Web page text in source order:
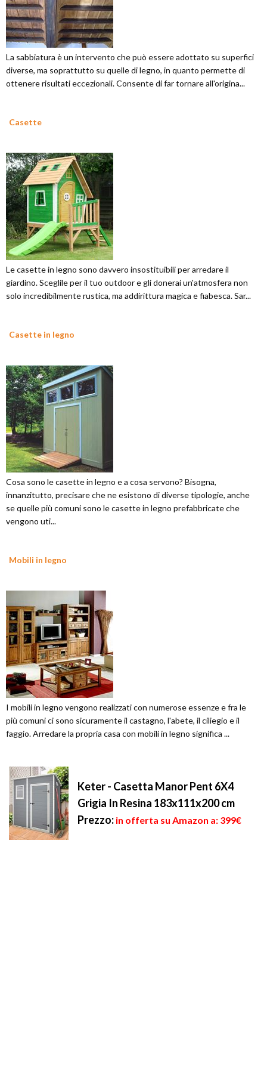
La sabbiatura è un intervento che può essere adottato su superfici
diverse, ma soprattutto su quelle di legno, in quanto permette di
ottenere risultati eccezionali. Consente di far tornare all'origina...
Casette
Le casette in legno sono davvero insostituibili per arredare il
giardino. Sceglile per il tuo outdoor e gli donerai un'atmosfera non
solo incredibilmente rustica, ma addirittura magica e fiabesca. Sar...
Casette in legno
Cosa sono le casette in legno e a cosa servono? Bisogna,
innanzitutto, precisare che ne esistono di diverse tipologie, anche
se quelle più comuni sono le casette in legno prefabbricate che
vengono uti...
Mobili in legno
I mobili in legno vengono realizzati con numerose essenze e fra le
più comuni ci sono sicuramente il castagno, l'abete, il ciliegio e il
faggio. Arredare la propria casa con mobili in legno significa ...
Keter - Casetta Manor Pent 6X4
Grigia In Resina 183x111x200 cm
Prezzo: in offerta su Amazon a: 399€